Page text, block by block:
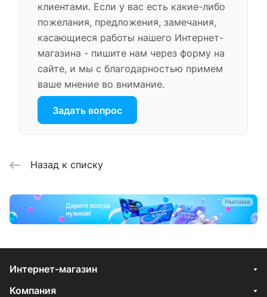
клиентами. Если у вас есть какие-либо
пожелания, предложения, замечания,
касающиеся работы нашего Интернет-
магазина - пишите нам через форму на
сайте, и мы с благодарностью примем
ваше мнение во внимание.
Задать вопрос
Назад к списку
Реклама
Интернет-магазин
Компания